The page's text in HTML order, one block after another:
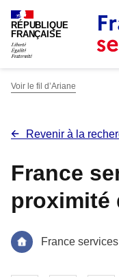
RÉPUBLIQUE
FRANÇAISE
Voir le fil d’Ariane
Revenir à la
France
proximité
France services